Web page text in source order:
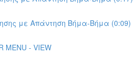
με Απάντηση Βήμα-Βήμα (0:09)
MENU - VIEW